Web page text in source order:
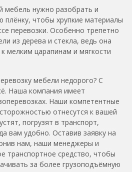
мебель нужно разобрать и
плёнку, чтобы хрупкие материалы
перевозки. Особенно трепетно
из дерева и стекла, ведь она
мелким царапинам и мягкости
мебели недорого? С
Наша компания имеет
Наши компетентные
отнесутся к вашей
погрузят в транспорт,
вам удобно. Оставив заявку на
нам, наши менеджеры и
транспортное средство, чтобы
за более грузоподъёмную